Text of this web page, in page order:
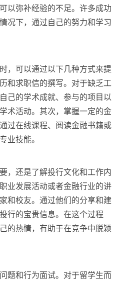
可以弥补经验的不足。许多成功
况下，通过自己的努力和学习
，可以通过以下几种方式来提
和求职信的撰写。对于缺乏工
己的学术成就、参与的项目以
术活动。其次，掌握一定的金
过在线课程、阅读金融书籍或
业技能。
，还是了解投行文化和工作内
业发展活动或者金融行业的讲
和校友。通过他们的分享和建
行的宝贵信息。在这个过程
的热情，有助于在竞争中脱颖
题和行为面试。对于留学生而